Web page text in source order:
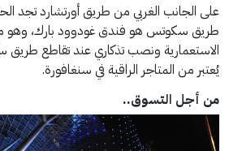
على الجانب الغربي من طريق أورتشارد تجد
طريق سكوتس هو فندق غودوود بارك، وهو
الاستعمارية ونصب تذكاري عند تقاطع
يُعتبر من المتاجر الراقية في سنغافورة.
من أجل التسوق..